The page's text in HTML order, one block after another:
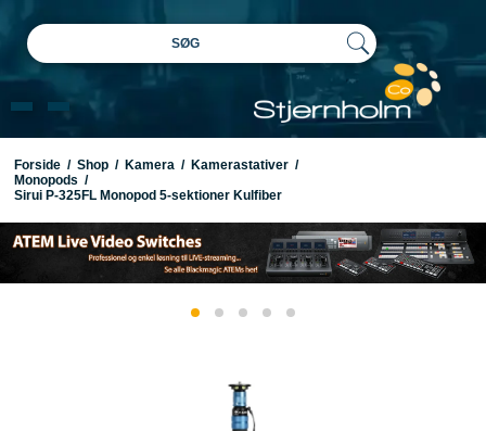
SØG
Forside / Shop / Kamera / Kamerastativer /
Monopods /
Sirui P-325FL Monopod 5-sektioner Kulfiber